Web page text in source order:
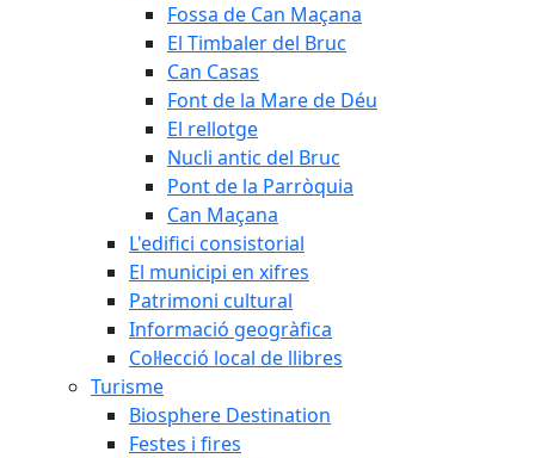
Fossa de Can Maçana
El Timbaler del Bruc
Can Casas
Font de la Mare de Déu
El rellotge
Nucli antic del Bruc
Pont de la Parròquia
Can Maçana
L'edifici consistorial
El municipi en xifres
Patrimoni cultural
Informació geogràfica
Col·lecció local de llibres
Turisme
Biosphere Destination
Festes i fires